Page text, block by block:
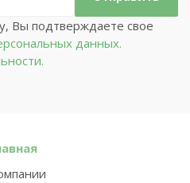
Вы подтверждаете свое
данных.